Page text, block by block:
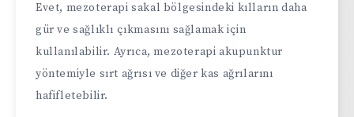
Evet, mezoterapi sakal bölgesindeki kılların daha
gür ve sağlıklı çıkmasını sağlamak için
kullanılabilir. Ayrıca, mezoterapi akupunktur
yöntemiyle sırt ağrısı ve diğer kas ağrılarını
hafifletebilir.